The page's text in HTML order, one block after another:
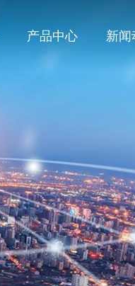
产品中心 新闻